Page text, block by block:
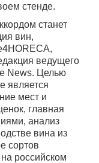
стенде.
станет
вин,
ведущего
News. Целью
является
мест и
главная
анализ
вина из
сортов
российском